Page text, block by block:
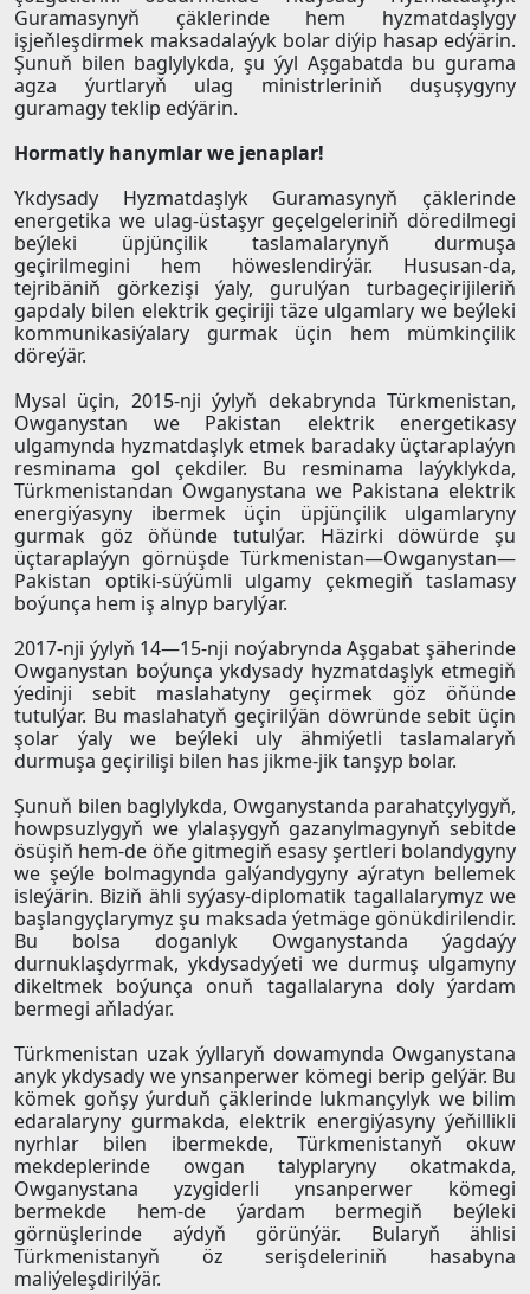
Guramasynyň çäklerinde hem hyzmatdaşlygy
işjeňleşdirmek maksadalaýyk bolar diýip hasap edýärin.
Şunuň bilen baglylykda, şu ýyl Aşgabatda bu gurama
agza ýurtlaryň ulag ministrleriniň duşuşygyny
guramagy teklip edýärin.
Hormatly hanymlar we jenaplar!
Ykdysady Hyzmatdaşlyk Guramasynyň çäklerinde
energetika we ulag-üstaşyr geçelgeleriniň döredilmegi
beýleki üpjünçilik taslamalarynyň durmuşa
geçirilmegini hem höweslendirýär. Hususan-da,
tejribäniň görkezişi ýaly, gurulýan turbageçirijileriň
gapdaly bilen elektrik geçiriji täze ulgamlary we beýleki
kommunikasiýalary gurmak üçin hem mümkinçilik
döreýär.
Mysal üçin, 2015-nji ýylyň dekabrynda Türkmenistan,
Owganystan we Pakistan elektrik energetikasy
ulgamynda hyzmatdaşlyk etmek baradaky üçtaraplaýyn
resminama gol çekdiler. Bu resminama laýyklykda,
Türkmenistandan Owganystana we Pakistana elektrik
energiýasyny ibermek üçin üpjünçilik ulgamlaryny
gurmak göz öňünde tutulýar. Häzirki döwürde şu
üçtaraplaýyn görnüşde Türkmenistan—Owganystan—
Pakistan optiki-süýümli ulgamy çekmegiň taslamasy
boýunça hem iş alnyp barylýar.
2017-nji ýylyň 14—15-nji noýabrynda Aşgabat şäherinde
Owganystan boýunça ykdysady hyzmatdaşlyk etmegiň
ýedinji sebit maslahatyny geçirmek göz öňünde
tutulýar. Bu maslahatyň geçirilýän döwründe sebit üçin
şolar ýaly we beýleki uly ähmiýetli taslamalaryň
durmuşa geçirilişi bilen has jikme-jik tanşyp bolar.
Şunuň bilen baglylykda, Owganystanda parahatçylygyň,
howpsuzlygyň we ylalaşygyň gazanylmagynyň sebitde
ösüşiň hem-de öňe gitmegiň esasy şertleri bolandygyny
we şeýle bolmagynda galýandygyny aýratyn bellemek
isleýärin. Biziň ähli syýasy-diplomatik tagallalarymyz we
başlangyçlarymyz şu maksada ýetmäge gönükdirilendir.
Bu bolsa doganlyk Owganystanda ýagdaýy
durnuklaşdyrmak, ykdysadyýeti we durmuş ulgamyny
dikeltmek boýunça onuň tagallalaryna doly ýardam
bermegi aňladýar.
Türkmenistan uzak ýyllaryň dowamynda Owganystana
anyk ykdysady we ynsanperwer kömegi berip gelýär. Bu
kömek goňşy ýurduň çäklerinde lukmançylyk we bilim
edaralaryny gurmakda, elektrik energiýasyny ýeňillikli
nyrhlar bilen ibermekde, Türkmenistanyň okuw
mekdeplerinde owgan talyplaryny okatmakda,
Owganystana yzygiderli ynsanperwer kömegi
bermekde hem-de ýardam bermegiň beýleki
görnüşlerinde aýdyň görünýär. Bularyň ählisi
Türkmenistanyň öz serişdeleriniň hasabyna
maliýeleşdirilýär.